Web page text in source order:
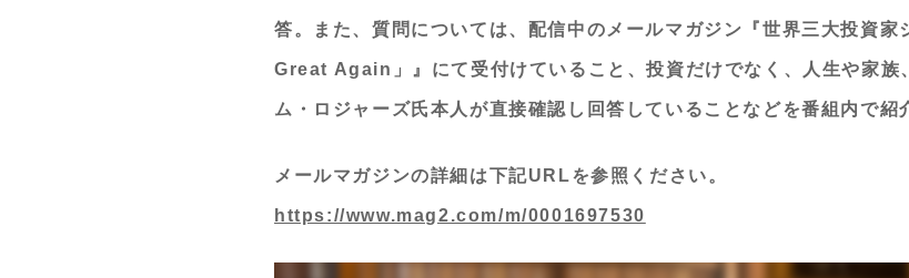
答。また、質問については、配信中のメールマガジン『世界三大投資
Great Again」』にて受付けていること、投資だけでなく、人生や家族
ム・ロジャーズ氏本人が直接確認し回答していることなどを番組内で紹
メールマガジンの詳細は下記URLを参照ください。
https://www.mag2.com/m/0001697530